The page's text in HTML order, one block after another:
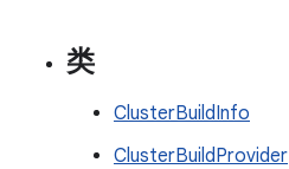
类
ClusterBuildInfo
ClusterBuildProvider